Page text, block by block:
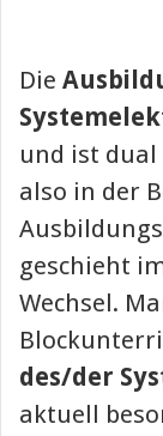
Die
und ist dual
also in der
geschieht
Wechsel.
des/der
aktuell